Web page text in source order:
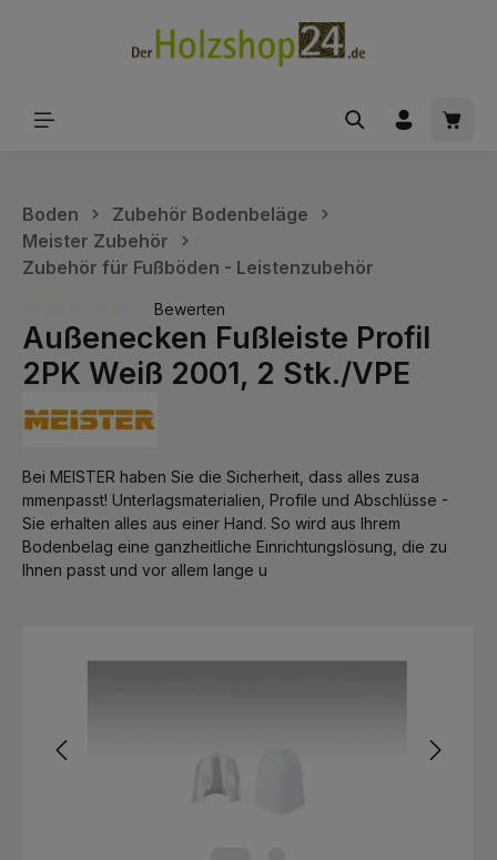
Boden
Zubehör Bodenbeläge
Meister Zubehör
Zubehör für Fußböden - Leistenzubehör
Durchschnittliche Bewertung von 0 von 5 Sternen
Bewerten
Außenecken Fußleiste Profil
2PK Weiß 2001, 2 Stk./VPE
Bei MEISTER haben Sie die Sicherheit, dass alles zusa
mmenpasst! Unterlagsmaterialien, Profile und Abschlüsse -
Sie erhalten alles aus einer Hand. So wird aus Ihrem
Bodenbelag eine ganzheitliche Einrichtungslösung, die zu
Ihnen passt und vor allem lange u